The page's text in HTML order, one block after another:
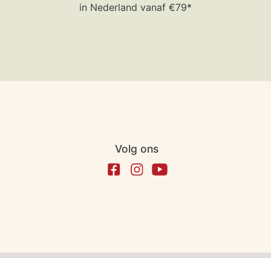
in Nederland vanaf €79*
Volg ons